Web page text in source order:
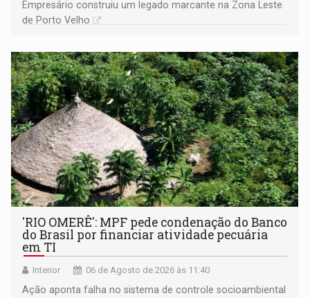
Empresário construiu um legado marcante na Zona Leste
de Porto Velho
'RIO OMERÊ': MPF pede condenação do Banco
do Brasil por financiar atividade pecuária
em TI
Interior 06 de Agosto de 2026 às 11:40
Ação aponta falha no sistema de controle socioambiental